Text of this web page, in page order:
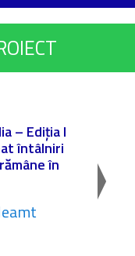
– Ediția I
întâlniri
în